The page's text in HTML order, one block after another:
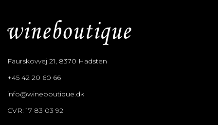
Faurskovvej 21, 8370 Hadsten
+45 42 20 60 66
info@wineboutique.dk
CVR: 17 83 03 92